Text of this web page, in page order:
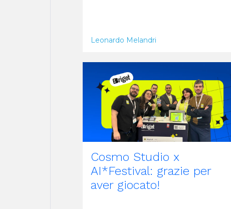
Leonardo Melandri
Cosmo Studio x
AI*Festival: grazie per
aver giocato!